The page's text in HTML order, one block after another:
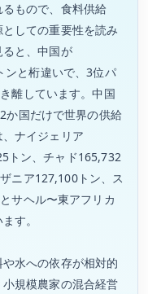
もので、食料供給
しての重要性を読み
と、中国が
と桁違いで、3位パ
離しています。中国
か国だけで世界の供給
ナイジェリア
トン、チャド165,732
ニア127,100トン、ス
サヘル〜東アフリカ
す。
水への依存が相対的
規模農家の混合経営